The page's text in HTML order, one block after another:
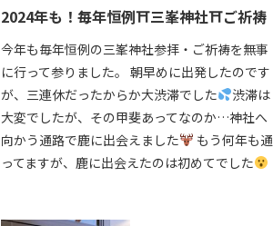
2024年も！毎年恒例⛩三峯神社⛩ご祈祷
今年も毎年恒例の三峯神社参拝・ご祈祷を無事
に行って参りました。 朝早めに出発したのです
が、三連休だったからか大渋滞でした
渋滞は
大変でしたが、その甲斐あってなのか…神社へ
向かう通路で鹿に出会えました
もう何年も通
ってますが、鹿に出会えたのは初めてでした